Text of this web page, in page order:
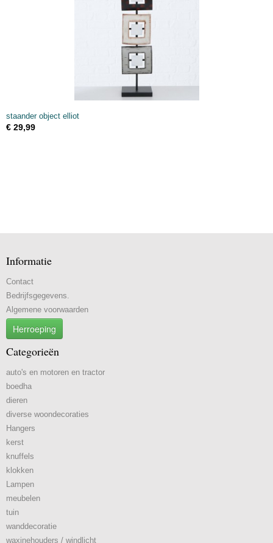
staander object elliot
€ 29,99
Informatie
Contact
Bedrijfsgegevens.
Algemene voorwaarden
Herroeping
Categorieën
auto's en motoren en tractor
boedha
dieren
diverse woondecoraties
Hangers
kerst
knuffels
klokken
Lampen
meubelen
tuin
wanddecoratie
waxinehouders / windlicht